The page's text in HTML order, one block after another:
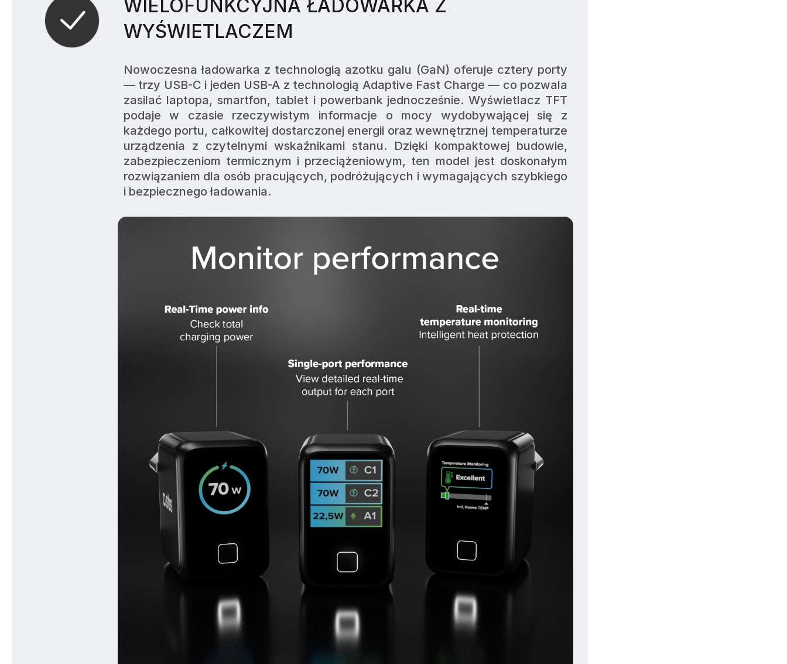
WIELOFUNKCYJNA ŁADOWARKA Z
WYŚWIETLACZEM
Nowoczesna ładowarka z technologią azotku galu (GaN) oferuje cztery porty
— trzy USB-C i jeden USB-A z technologią Adaptive Fast Charge — co pozwala
zasilać laptopa, smartfon, tablet i powerbank jednocześnie. Wyświetlacz TFT
podaje w czasie rzeczywistym informacje o mocy wydobywającej się z
każdego portu, całkowitej dostarczonej energii oraz wewnętrznej temperaturze
urządzenia z czytelnymi wskaźnikami stanu. Dzięki kompaktowej budowie,
zabezpieczeniom termicznym i przeciążeniowym, ten model jest doskonałym
rozwiązaniem dla osób pracujących, podróżujących i wymagających szybkiego
i bezpiecznego ładowania.